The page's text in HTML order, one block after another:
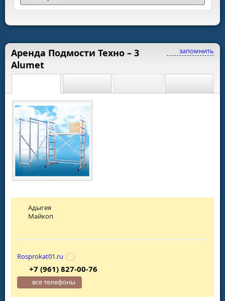
запомнить
Аренда Подмости Техно – 3
Alumet
Адыгея
Майкоп
Rosprokat01.ru
+7 (961) 827-00-76
все телефоны